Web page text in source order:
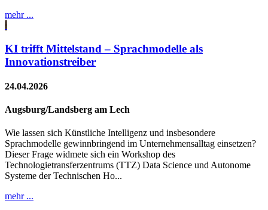
mehr ...
KI trifft Mittelstand – Sprachmodelle als
Innovationstreiber
24.04.2026
Augsburg/Landsberg am Lech
Wie lassen sich Künstliche Intelligenz und insbesondere
Sprachmodelle gewinnbringend im Unternehmensalltag einsetzen?
Dieser Frage widmete sich ein Workshop des
Technologietransferzentrums (TTZ) Data Science und Autonome
Systeme der Technischen Ho...
mehr ...